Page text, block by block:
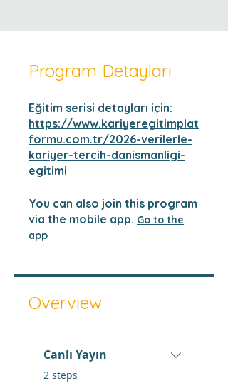
Program Detayları
Eğitim serisi detayları için:
https://www.kariyeregitimplat
formu.com.tr/2026-verilerle-
kariyer-tercih-danismanligi-
egitimi
You can also join this program
via the mobile app. Go to the
app
Overview
Canlı Yayın
.
2 steps